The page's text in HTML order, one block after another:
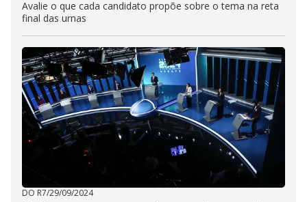
Avalie o que cada candidato propõe sobre o tema na reta
final das urnas
DO R7/29/09/2024